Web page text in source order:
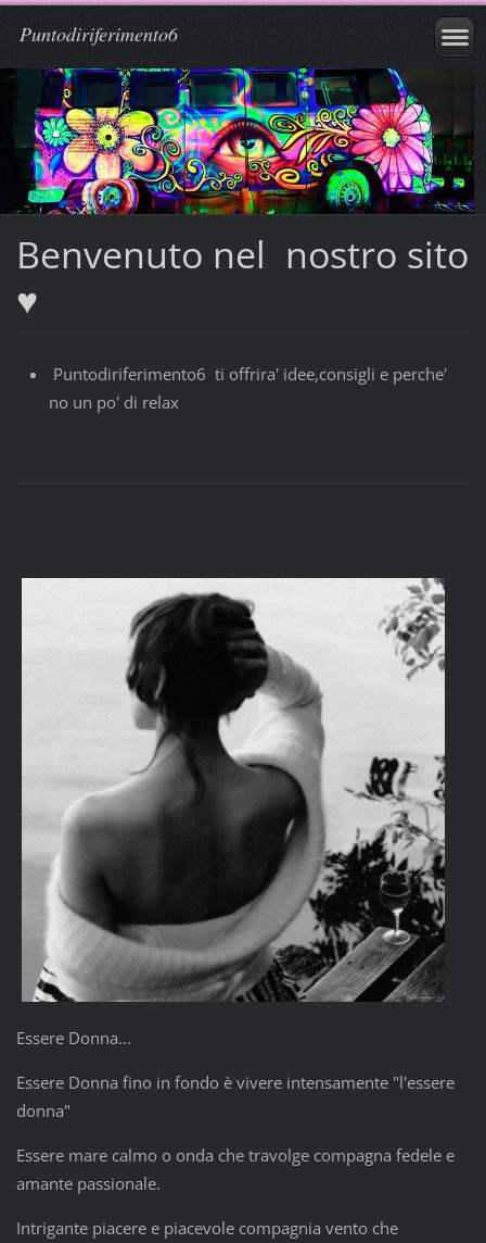
Puntodiriferimento6
Benvenuto nel nostro sito
♥
Puntodiriferimento6 ti offrira' idee,consigli e perche'
no un po' di relax
Essere Donna...
Essere Donna fino in fondo è vivere intensamente "l'essere
donna"
Essere mare calmo o onda che travolge compagna fedele e
amante passionale.
Intrigante piacere e piacevole compagnia vento che